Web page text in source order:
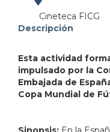
Cineteca FICG
Descripción
Esta actividad
impulsado por la
Embajada de
Copa Mundial de